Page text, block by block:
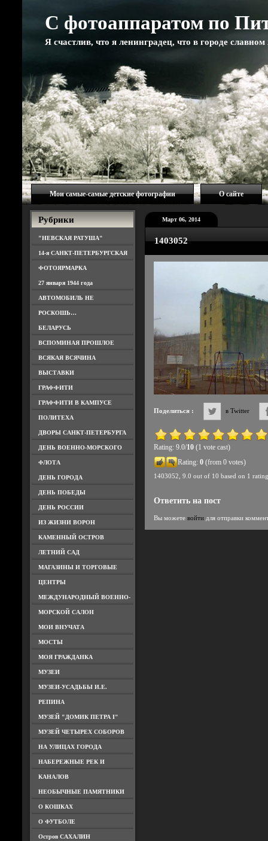
С фотоаппаратом по
Я счастлив, что я ленинградец, что в городе
Мои самые-самые детские фотографии О сайте
Рубрики
"НЕВСКАЯ РАТУША"
14-я САНКТ-ПЕТЕРБУРГСКАЯ
ФОТОЯРМАРКА
27 января 1944 года
АВТОМОБИЛЬ НЕ
РОСКОШЬ…
БЕЛАРУСЬ
ВСПОМИНАЯ ПРОШЛОЕ
ВСЯКАЯ ВСЯЧИНА
ВЫСТАВКИ
ГРАФФИТИ
ГРАФФИТИ В КАМПУСЕ
ПОЛИТЕХА
ДВОРЫ САНКТ-ПЕТЕРБУРГА
ДЕНЬ ВОЕННО-МОРСКОГО
ФЛОТА
ДЕНЬ ГОРОДА
ДЕНЬ ПОБЕДЫ
ДЕНЬ РОССИИ
ИЗ ЖИЗНИ ВОРОН
КАМЕННЫЙ ОСТРОВ
ЛЕТНИЙ САД
МАГАЗИНЫ И ТОРГОВЫЕ
ЦЕНТРЫ
МЕЖДУНАРОДНЫЙ ВОЕННО-
МОРСКОЙ САЛОН
МОИ ВНУЧАТА
МОСТЫ
МОЯ ГРАЖДАНКА
МУЗЕИ
МУЗЕИ-УСАДЬБЫ И.Е.
РЕПИНА
МУЗЕЙ "ДОМИК ПЕТРА I"
МУЗЕЙ ЧЕТЫРЕХ СОБОРОВ
НА УЛИЦАХ ГОРОДА
НАБЕРЕЖНЫЕ РЕК И
КАНАЛОВ
НЕОБЫЧНЫЕ ПАМЯТНИКИ
О КОШКАХ
О ФУТБОЛЕ
Остров САХАЛИН
Март 06, 2014
1403052
Поделиться : в Twitter
Rating: 9.0/10(1 vote cast)
Rating: 0(from 0 votes)
1403052, 9.0 out of 10 based on 1
Ответить на пост
Вы можете войтидля отправки